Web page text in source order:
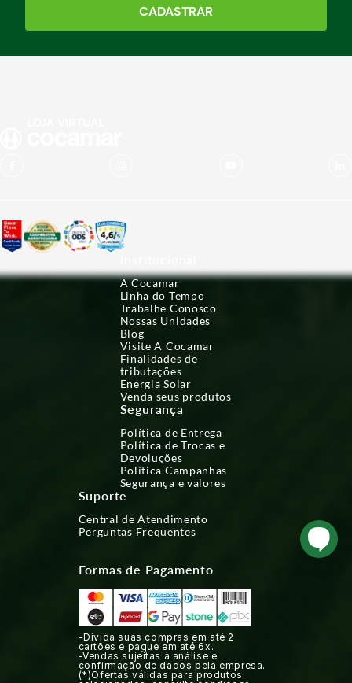
CADASTRAR
A Cocamar
Linha do Tempo
Trabalhe Conosco
Nossas Unidades
Blog
Visite A Cocamar
Finalidades de
tributações
Energia Solar
Venda seus produtos
Segurança
Política de Entrega
Política de Trocas e
Devoluções
Política Campanhas
Segurança e valores
Suporte
Central de Atendimento
Perguntas Frequentes
Formas de Pagamento
-Divida suas compras em até 2
cartões e pague em até 6x.
-Vendas sujeitas à análise e
confirmação de dados pela empresa.
(*)Ofertas válidas para produtos